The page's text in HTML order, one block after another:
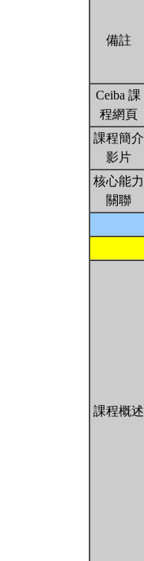
備註
Ceiba 課
程網頁
課程簡介
影片
核心能力
關聯
課程概述